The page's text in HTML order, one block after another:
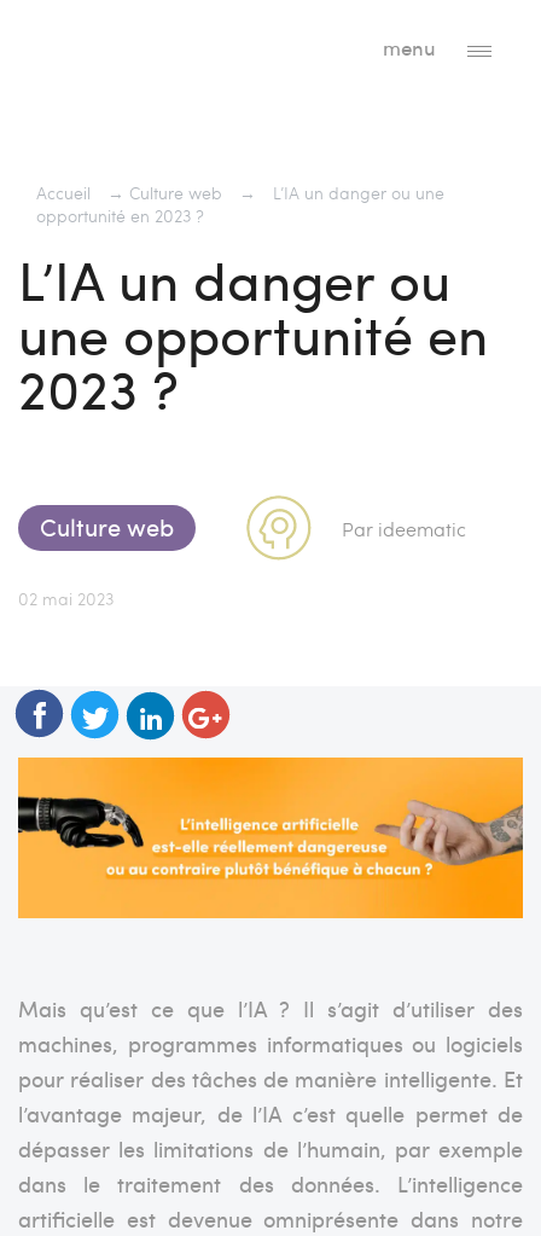
menu
Accueil → Culture web →
L’IA un danger ou une
opportunité en 2023 ?
L’IA un danger ou
une opportunité en
2023 ?
Culture web Par ideematic
02 mai 2023
Mais qu’est ce que l’IA ? Il s’agit d’utiliser des
machines, programmes informatiques ou logiciels
pour réaliser des tâches de manière intelligente. Et
l’avantage majeur, de l’IA c’est quelle permet de
dépasser les limitations de l’humain, par exemple
dans le traitement des données. L’intelligence
artificielle est devenue omniprésente dans notre